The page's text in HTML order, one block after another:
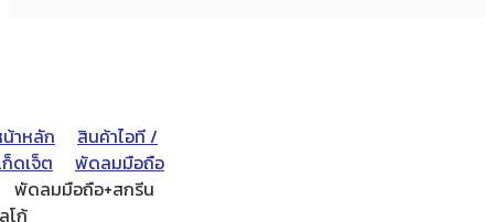
าหลัก
สินค้าไอที /
ดเจ็ต
พัดลมมือถือ
พัดลมมือถือ+สกรีน
โก้